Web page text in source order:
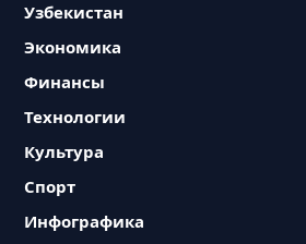
Узбекистан
Экономика
Финансы
Технологии
Культура
Спорт
Инфографика